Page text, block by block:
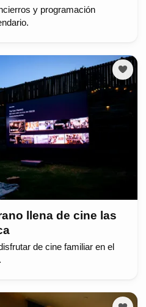
y programación
llena de cine las
de cine familiar en el